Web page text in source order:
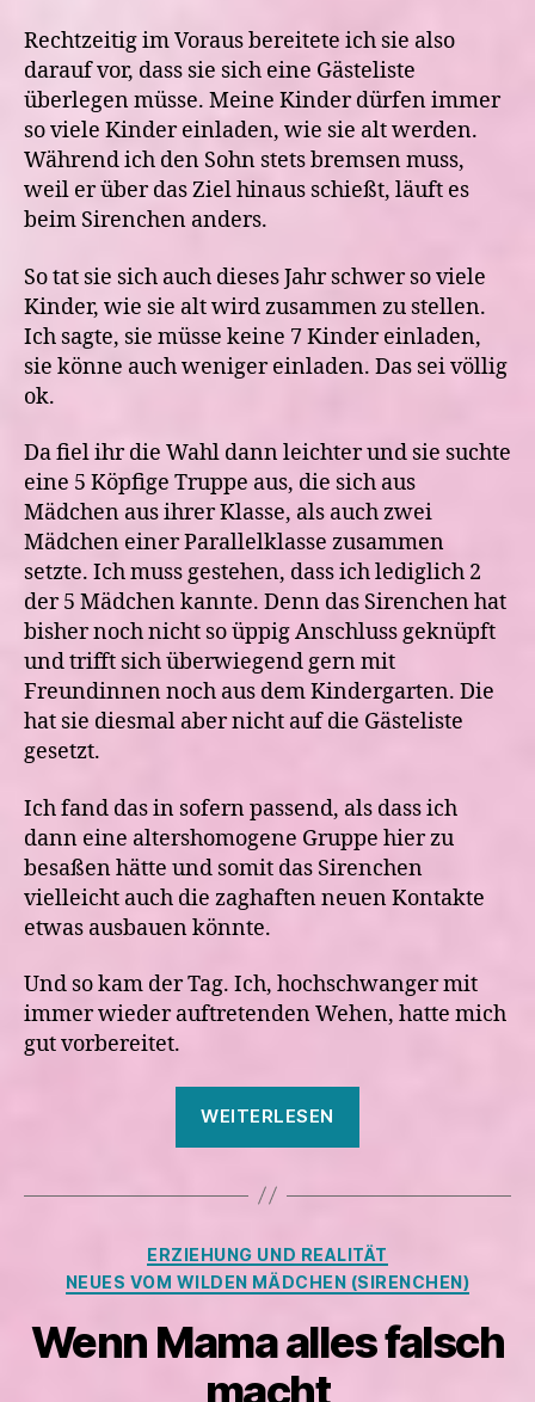
Rechtzeitig im Voraus bereitete ich sie also
darauf vor, dass sie sich eine Gästeliste
überlegen müsse. Meine Kinder dürfen immer
so viele Kinder einladen, wie sie alt werden.
Während ich den Sohn stets bremsen muss,
weil er über das Ziel hinaus schießt, läuft es
beim Sirenchen anders.
So tat sie sich auch dieses Jahr schwer so viele
Kinder, wie sie alt wird zusammen zu stellen.
Ich sagte, sie müsse keine 7 Kinder einladen,
sie könne auch weniger einladen. Das sei völlig
ok.
Da fiel ihr die Wahl dann leichter und sie suchte
eine 5 Köpfige Truppe aus, die sich aus
Mädchen aus ihrer Klasse, als auch zwei
Mädchen einer Parallelklasse zusammen
setzte. Ich muss gestehen, dass ich lediglich 2
der 5 Mädchen kannte. Denn das Sirenchen hat
bisher noch nicht so üppig Anschluss geknüpft
und trifft sich überwiegend gern mit
Freundinnen noch aus dem Kindergarten. Die
hat sie diesmal aber nicht auf die Gästeliste
gesetzt.
Ich fand das in sofern passend, als dass ich
dann eine altershomogene Gruppe hier zu
besaßen hätte und somit das Sirenchen
vielleicht auch die zaghaften neuen Kontakte
etwas ausbauen könnte.
Und so kam der Tag. Ich, hochschwanger mit
immer wieder auftretenden Wehen, hatte mich
gut vorbereitet.
WEITERLESEN
vom
Kategorien
ERZIEHUNG UND REALITÄT
NEUES VOM WILDEN MÄDCHEN (SIRENCHEN)
Wenn Mama alles falsch
macht